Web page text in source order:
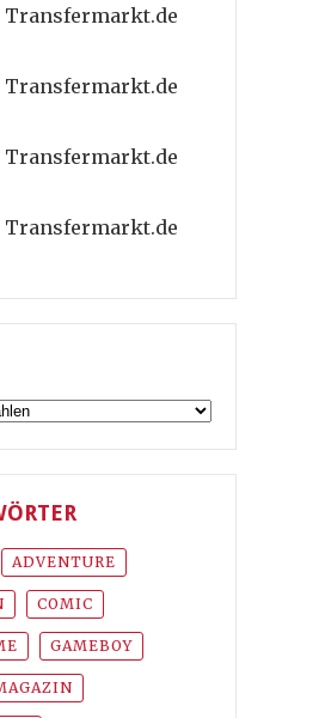
Transfermarkt.de
Transfermarkt.de
Transfermarkt.de
Transfermarkt.de
ADVENTURE
COMIC
GAMEBOY